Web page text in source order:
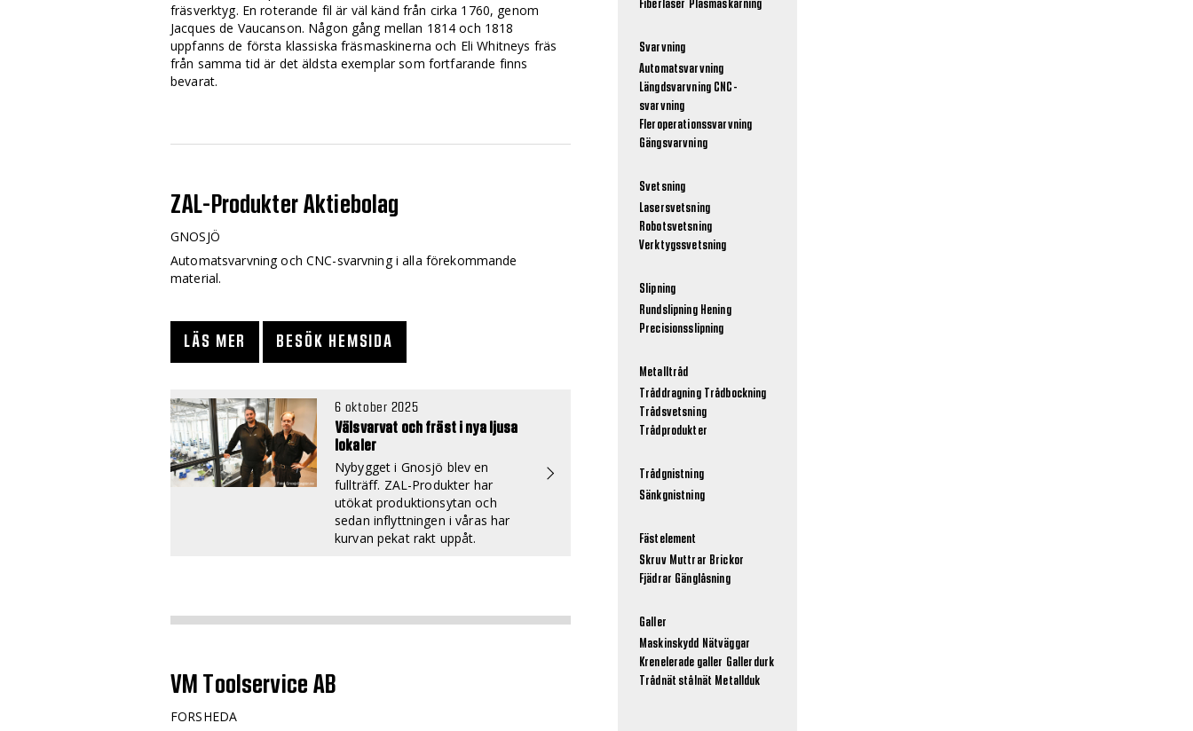
fräsverktyg. En roterande fil är väl känd från cirka 1760, genom
Jacques de Vaucanson. Någon gång mellan 1814 och 1818
uppfanns de första klassiska fräsmaskinerna och Eli Whitneys fräs
från samma tid är det äldsta exemplar som fortfarande finns
bevarat.
ZAL-Produkter Aktiebolag
GNOSJÖ
Automatsvarvning och CNC-svarvning i alla förekommande
material.
LÄS MER BESÖK HEMSIDA
6 oktober 2025
Välsvarvat och fräst i nya ljusa
lokaler
Nybygget i Gnosjö blev en
fullträff. ZAL-Produkter har
utökat produktionsytan och
sedan inflyttningen i våras har
kurvan pekat rakt uppåt.
VM Toolservice AB
FORSHEDA
Fiberlaser Plasmaskärning
Svarvning
Automatsvarvning
Längdsvarvning CNC-
svarvning
Fleroperationssvarvning
Gängsvarvning
Svetsning
Lasersvetsning
Robotsvetsning
Verktygssvetsning
Slipning
Rundslipning Hening
Precisionsslipning
Metalltråd
Tråddragning
Trådbockning
Trådsvetsning
Trådprodukter
Trådgnistning
Sänkgnistning
Fästelement
Skruv Muttrar Brickor
Fjädrar Gänglåsning
Galler
Maskinskydd Nätväggar
Krenelerade galler Gallerdurk
Trådnät stålnät Metallduk